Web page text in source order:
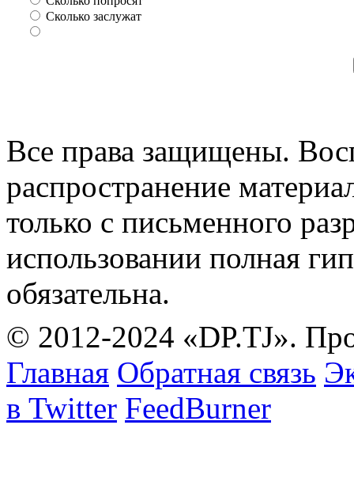
Сколько заслужат
Все права защищены.
распространение
только с письменного
использовании полная
обязательна.
© 2012-2024 «DP.TJ».
Главная Обратная связь
в Twitter FeedBurner